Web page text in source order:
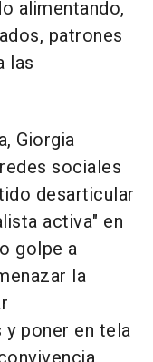
alimentando,
patrones
las
Giorgia
sociales
desarticular
activa" en
golpe a
la
poner en tela